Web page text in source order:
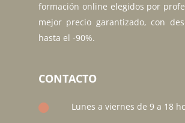
formación online elegidos por
mejor precio garantizado, con
hasta el -90%.
CONTACTO
Lunes a viernes de 9 a 18